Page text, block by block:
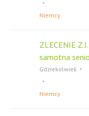
Niemcy
ZLECENIE Z
samotna
Gdziekolwiek
Niemcy